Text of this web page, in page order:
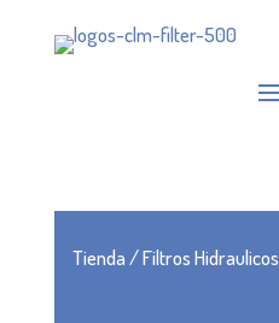
Tienda/Filtros Hidraulicos